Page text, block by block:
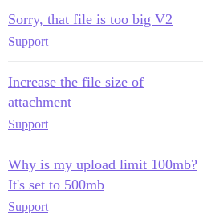
Sorry, that file is too big V2
Support
Increase the file size of
attachment
Support
Why is my upload limit 100mb?
It's set to 500mb
Support